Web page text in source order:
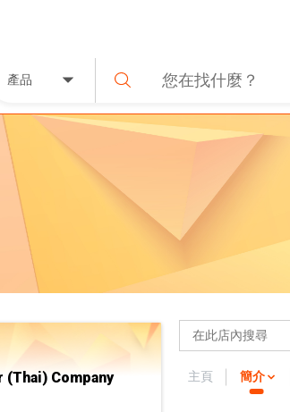
產品
Company
主頁 簡介